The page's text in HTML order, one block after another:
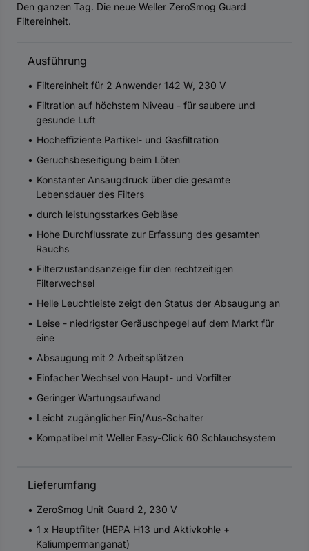
Den ganzen Tag. Die neue Weller ZeroSmog Guard
Filtereinheit.
Ausführung
Filtereinheit für 2 Anwender 142 W, 230 V
Filtration auf höchstem Niveau - für saubere und
gesunde Luft
Hocheffiziente Partikel- und Gasfiltration
Geruchsbeseitigung beim Löten
Konstanter Ansaugdruck über die gesamte
Lebensdauer des Filters
durch leistungsstarkes Gebläse
Hohe Durchflussrate zur Erfassung des gesamten
Rauchs
Filterzustandsanzeige für den rechtzeitigen
Filterwechsel
Helle Leuchtleiste zeigt den Status der Absaugung an
Leise - niedrigster Geräuschpegel auf dem Markt für
eine
Absaugung mit 2 Arbeitsplätzen
Einfacher Wechsel von Haupt- und Vorfilter
Geringer Wartungsaufwand
Leicht zugänglicher Ein/Aus-Schalter
Kompatibel mit Weller Easy-Click 60 Schlauchsystem
Lieferumfang
ZeroSmog Unit Guard 2, 230 V
1 x Hauptfilter (HEPA H13 und Aktivkohle +
Kaliumpermanganat)